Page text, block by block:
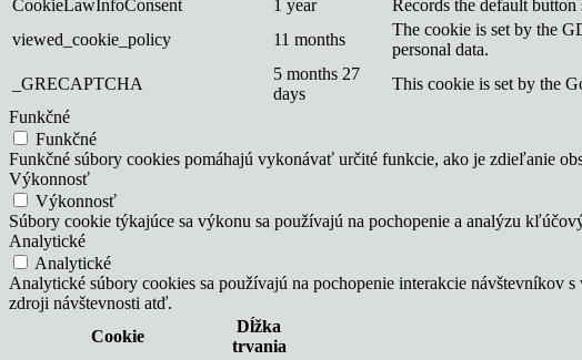
CookieLawInfoConsent
1 year
Records the default
viewed_cookie_policy
11 months
The cookie is set by the
personal data.
_GRECAPTCHA
5 months 27
days
This cookie is set by the
Funkčné
Funkčné
Funkčné súbory cookies pomáhajú vykonávať určité funkcie, ako je zdieľanie
Výkonnosť
Výkonnosť
Súbory cookie týkajúce sa výkonu sa používajú na pochopenie a analýzu
Analytické
Analytické
Analytické súbory cookies sa používajú na pochopenie interakcie návštevníkov
zdroji návštevnosti atď.
Cookie
Dĺžka
trvania